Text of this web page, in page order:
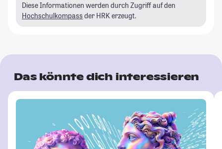
Diese Informationen werden durch Zugriff auf den
Hochschulkompass der HRK erzeugt.
Das könnte dich interessieren